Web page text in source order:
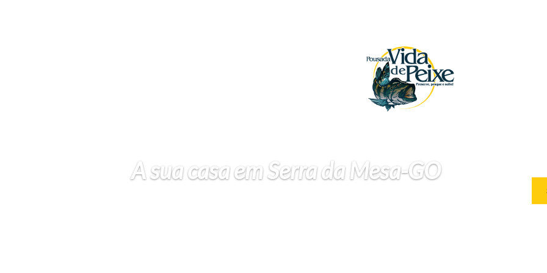
A sua casa em Serra da Mesa-GO